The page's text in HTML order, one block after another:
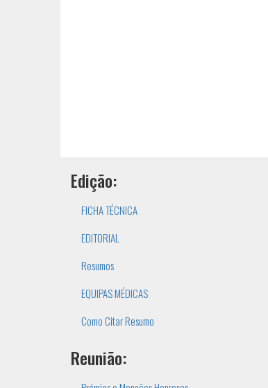
Edição:
FICHA TÉCNICA
EDITORIAL
Resumos
EQUIPAS MÉDICAS
Como Citar Resumo
Reunião: